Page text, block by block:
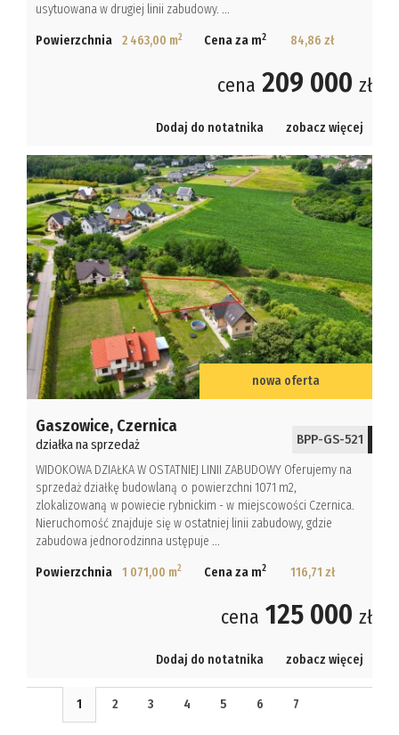
usytuowana w drugiej linii zabudowy. ...
Powierzchnia 2 463,00 m2 Cena za m2 84,86 zł
cena 209 000 zł
Dodaj do notatnika zobacz więcej
nowa oferta
Gaszowice, Czernica
działka na sprzedaż BPP-GS-521
WIDOKOWA DZIAŁKA W OSTATNIEJ LINII ZABUDOWY Oferujemy na
sprzedaż działkę budowlaną o powierzchni 1071 m2,
zlokalizowaną w powiecie rybnickim - w miejscowości Czernica.
Nieruchomość znajduje się w ostatniej linii zabudowy, gdzie
zabudowa jednorodzinna ustępuje ...
Powierzchnia 1 071,00 m2 Cena za m2 116,71 zł
cena 125 000 zł
Dodaj do notatnika zobacz więcej
1 2 3 4 5 6 7